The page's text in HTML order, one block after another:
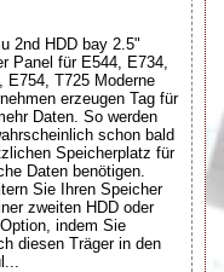
2nd HDD bay 2.5"
Panel für E544, E734,
E754, T725 Moderne
erzeugen Tag für
Daten. So werden
schon bald
Speicherplatz für
Daten benötigen.
Sie Ihren Speicher
zweiten HDD oder
indem Sie
diesen Träger in den